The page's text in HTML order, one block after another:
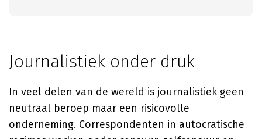
Journalistiek onder druk
In veel delen van de wereld is journalistiek geen
neutraal beroep maar een risicovolle
onderneming. Correspondenten in autocratische